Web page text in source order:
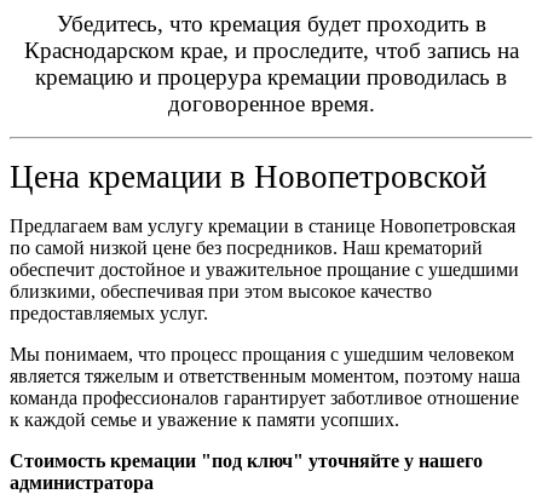
Убедитесь, что кремация будет проходить в
Краснодарском крае, и проследите, чтоб запись на
кремацию и процерура кремации проводилась в
договоренное время.
Цена кремации в Новопетровской
Предлагаем вам услугу кремации в станице Новопетровская
по самой низкой цене без посредников. Наш крематорий
обеспечит достойное и уважительное прощание с ушедшими
близкими, обеспечивая при этом высокое качество
предоставляемых услуг.
Мы понимаем, что процесс прощания с ушедшим человеком
является тяжелым и ответственным моментом, поэтому наша
команда профессионалов гарантирует заботливое отношение
к каждой семье и уважение к памяти усопших.
Стоимость кремации "под ключ" уточняйте у нашего
администратора